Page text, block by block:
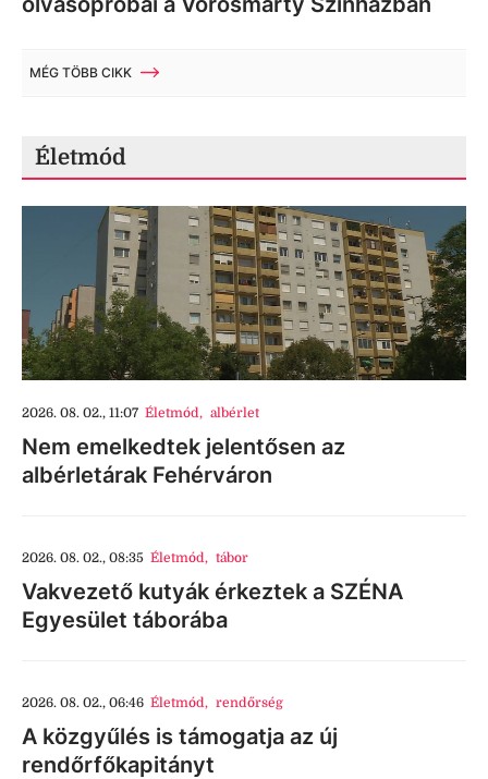
MÉG TÖBB CIKK
Életmód
2026. 08. 02., 11:07 Életmód, albérlet
Nem emelkedtek jelentősen az
albérletárak Fehérváron
2026. 08. 02., 08:35 Életmód, tábor
Vakvezető kutyák érkeztek a SZÉNA
Egyesület táborába
2026. 08. 02., 06:46 Életmód, rendőrség
A közgyűlés is támogatja az új
rendőrfőkapitányt